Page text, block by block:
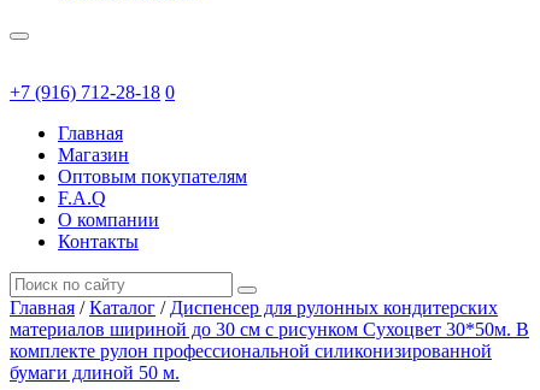
+7 (916) 712-28-18 0
Главная
Магазин
Оптовым покупателям
F.A.Q
О компании
Контакты
Главная / Каталог / Диспенсер для рулонных кондитерских
материалов шириной до 30 см с рисунком Сухоцвет 30*50м. В
комплекте рулон профессиональной силиконизированной
бумаги длиной 50 м.